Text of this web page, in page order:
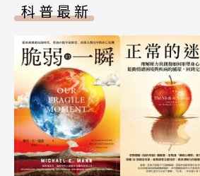
科普最新